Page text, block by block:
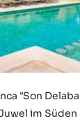
"Son
im Süden